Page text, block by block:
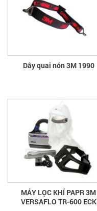
Dây quai nón 3M 1990
MÁY LỌC KHÍ PAPR 3M
VERSAFLO TR-600 ECK